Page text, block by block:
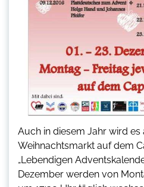
Auch in diesem Jahr wird es
Weihnachtsmarkt auf dem
„Lebendigen
Dezember werden von